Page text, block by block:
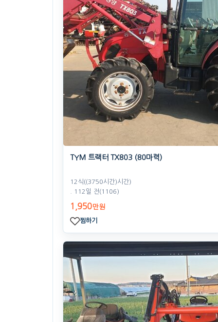
TYM 트랙터 TX803 (80마력)
12식((3750시간)시간)
. 112일 전(1106)
1,950만원
찜하기